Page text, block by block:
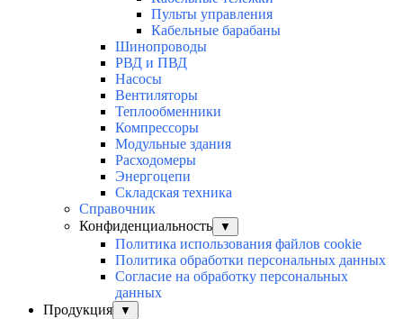
Пульты управления
Кабельные барабаны
Шинопроводы
РВД и ПВД
Насосы
Вентиляторы
Теплообменники
Компрессоры
Модульные здания
Расходомеры
Энергоцепи
Складская техника
Справочник
Конфиденциальность
▼
Политика использования файлов cookie
Политика обработки персональных данных
Согласие на обработку персональных
данных
Продукция
▼